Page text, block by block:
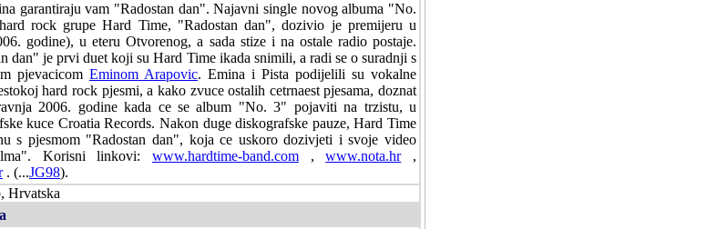
garantiraju vam "Radostan dan". Najavni single novog albuma "No.
rock grupe Hard Time, "Radostan dan", dozivio je premijeru u
godine), u eteru Otvorenog, a sada stize i na ostale radio postaje.
dan" je prvi duet koji su Hard Time ikada snimili, a radi se o suradnji s
pjevacicom Eminom Arapovic. Emina i Pista podijelili su vokalne
hard rock pjesmi, a kako zvuce ostalih cetrnaest pjesama, doznat
2006. godine kada ce se album "No. 3" pojaviti na trzistu, u
kuce Croatia Records. Nakon duge diskografske pauze, Hard Time
s pjesmom "Radostan dan", koja ce uskoro dozivjeti i svoje video
Korisni linkovi: www.hardtime-band.com,www.nota.hr,
. (...JG98).
Hrvatska